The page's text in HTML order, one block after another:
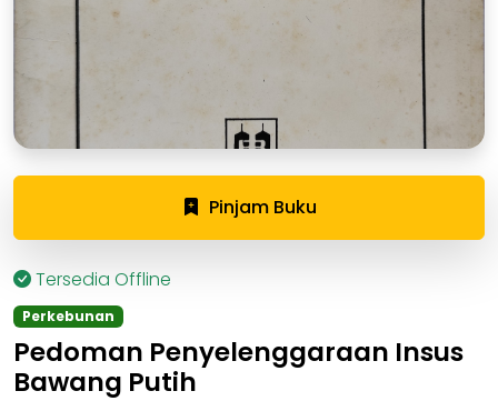
Pinjam Buku
Tersedia Offline
Perkebunan
Pedoman Penyelenggaraan Insus
Bawang Putih